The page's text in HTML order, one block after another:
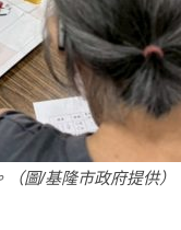
圖/基隆市政府提供）